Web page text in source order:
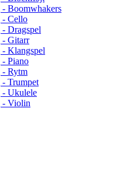
Boomwhakers
- Cello
Dragspel
- Gitarr
Klangspel
Piano
- Rytm
Trumpet
- Ukulele
- Violin